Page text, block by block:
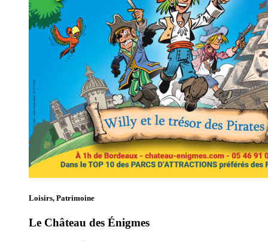
Loisirs, Patrimoine
Le Château des Énigmes